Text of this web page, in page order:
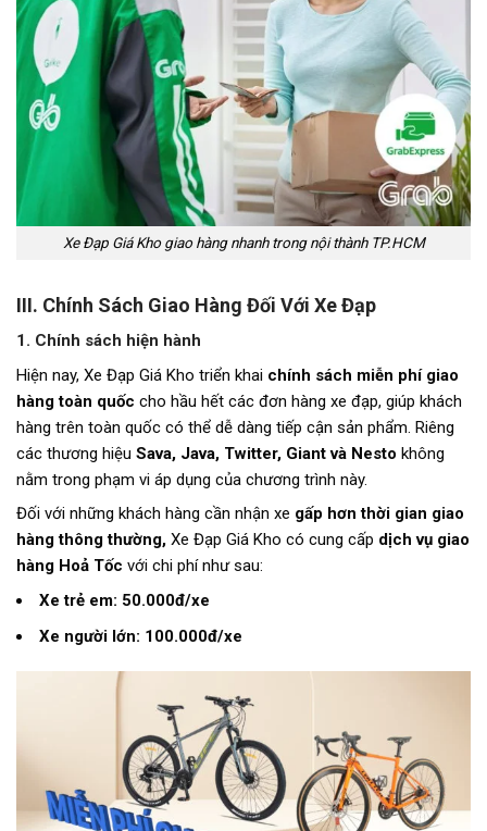
Xe Đạp Giá Kho giao hàng nhanh trong nội thành TP.HCM
III. Chính Sách Giao Hàng Đối Với Xe Đạp
1. Chính sách hiện hành
Hiện nay, Xe Đạp Giá Kho triển khai chính sách miễn phí giao
hàng toàn quốc cho hầu hết các đơn hàng xe đạp, giúp khách
hàng trên toàn quốc có thể dễ dàng tiếp cận sản phẩm. Riêng
các thương hiệu Sava, Java, Twitter, Giant và Nesto không
nằm trong phạm vi áp dụng của chương trình này.
Đối với những khách hàng cần nhận xe gấp hơn thời gian giao
hàng thông thường, Xe Đạp Giá Kho có cung cấp dịch vụ giao
hàng Hoả Tốc với chi phí như sau:
Xe trẻ em: 50.000đ/xe
Xe người lớn: 100.000đ/xe